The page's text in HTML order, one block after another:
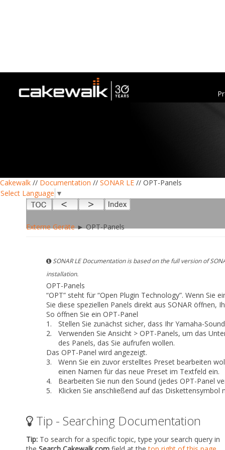
Cakewalk // Documentation // SONAR LE // OPT-Panels
Select Language ▼
Externe Geräte► OPT-Panels
SONAR LE Documentation is based on the full version of
installation.
OPT-Panels
“OPT” steht für “Open Plugin Technology”. Wenn
Sie diese speziellen Panels direkt aus SONAR öffnen,
So öffnen Sie ein OPT-Panel
1.
Stellen Sie zunächst sicher, dass Ihr Yamaha-
2.
Verwenden Sie Ansicht > OPT-Panels, um das
des Panels, das Sie aufrufen wollen.
Das OPT-Panel wird angezeigt.
3.
Wenn Sie ein zuvor erstelltes Preset bearbeiten
einen Namen für das neue Preset im Textfeld ein.
4.
Bearbeiten Sie nun den Sound (jedes OPT-Panel
5.
Klicken Sie anschließend auf das
Tip - Searching Documentation
Tip: To search for a specific topic, type your search query in